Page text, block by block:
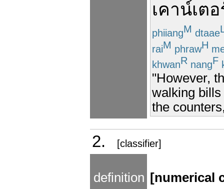
เคาน์เตอ
phiiangM dtaae
raiM phrawH
khwanR nangF
"However,
walking
the
2. [classifier]
definition [numerical